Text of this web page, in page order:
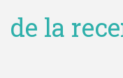
de la